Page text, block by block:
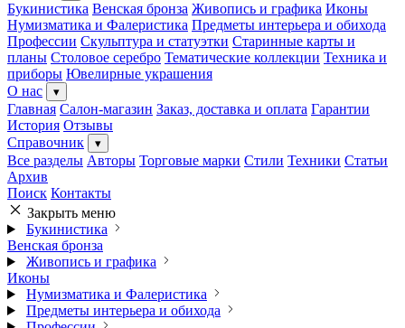
Букинистика Венская бронза Живопись и графика Иконы
Нумизматика и Фалеристика Предметы интерьера и обихода
Профессии Скульптура и статуэтки Старинные карты и
планы Столовое серебро Тематические коллекции Техника и
приборы Ювелирные украшения
О нас
▾
Главная Салон-магазин Заказ, доставка и оплата Гарантии
История Отзывы
Справочник
▾
Все разделы Авторы Торговые марки Стили Техники Статьи
Архив
Поиск Контакты
Закрыть меню
Букинистика
Венская бронза
Живопись и графика
Иконы
Нумизматика и Фалеристика
Предметы интерьера и обихода